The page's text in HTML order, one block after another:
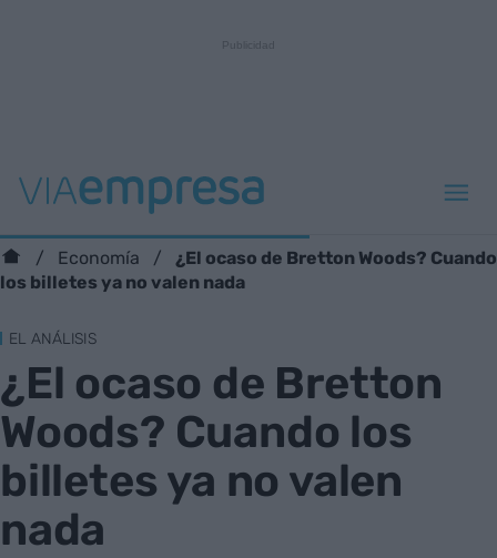
Economía
¿El ocaso de Bretton Woods? Cuando
los billetes ya no valen nada
EL ANÁLISIS
¿El ocaso de Bretton
Woods? Cuando los
billetes ya no valen
nada